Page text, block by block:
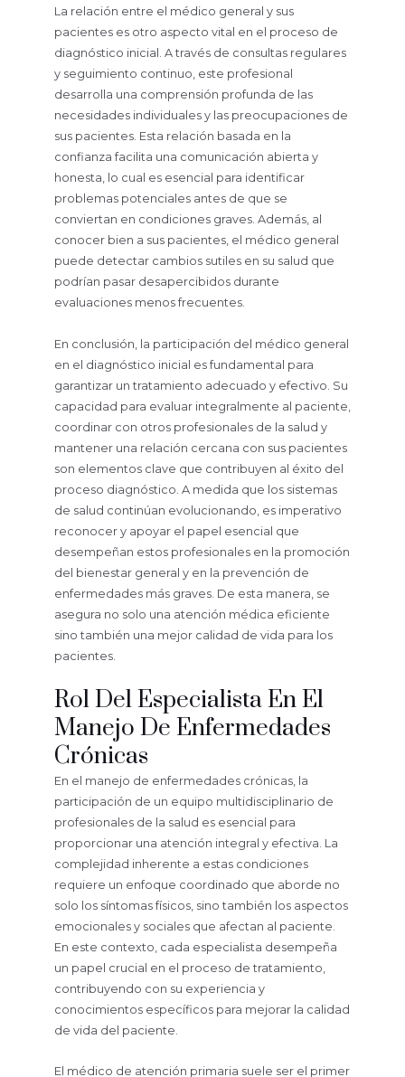
La relación entre el médico general y sus
pacientes es otro aspecto vital en el proceso de
diagnóstico inicial. A través de consultas regulares
y seguimiento continuo, este profesional
desarrolla una comprensión profunda de las
necesidades individuales y las preocupaciones de
sus pacientes. Esta relación basada en la
confianza facilita una comunicación abierta y
honesta, lo cual es esencial para identificar
problemas potenciales antes de que se
conviertan en condiciones graves. Además, al
conocer bien a sus pacientes, el médico general
puede detectar cambios sutiles en su salud que
podrían pasar desapercibidos durante
evaluaciones menos frecuentes.
En conclusión, la participación del médico general
en el diagnóstico inicial es fundamental para
garantizar un tratamiento adecuado y efectivo. Su
capacidad para evaluar integralmente al paciente,
coordinar con otros profesionales de la salud y
mantener una relación cercana con sus pacientes
son elementos clave que contribuyen al éxito del
proceso diagnóstico. A medida que los sistemas
de salud continúan evolucionando, es imperativo
reconocer y apoyar el papel esencial que
desempeñan estos profesionales en la promoción
del bienestar general y en la prevención de
enfermedades más graves. De esta manera, se
asegura no solo una atención médica eficiente
sino también una mejor calidad de vida para los
pacientes.
Rol Del Especialista En El
Manejo De Enfermedades
Crónicas
En el manejo de enfermedades crónicas, la
participación de un equipo multidisciplinario de
profesionales de la salud es esencial para
proporcionar una atención integral y efectiva. La
complejidad inherente a estas condiciones
requiere un enfoque coordinado que aborde no
solo los síntomas físicos, sino también los aspectos
emocionales y sociales que afectan al paciente.
En este contexto, cada especialista desempeña
un papel crucial en el proceso de tratamiento,
contribuyendo con su experiencia y
conocimientos específicos para mejorar la calidad
de vida del paciente.
El médico de atención primaria suele ser el primer